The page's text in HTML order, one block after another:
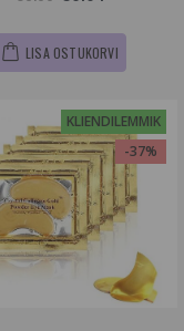
LISA OSTUKORVI
KLIENDILEMMIK
-37%